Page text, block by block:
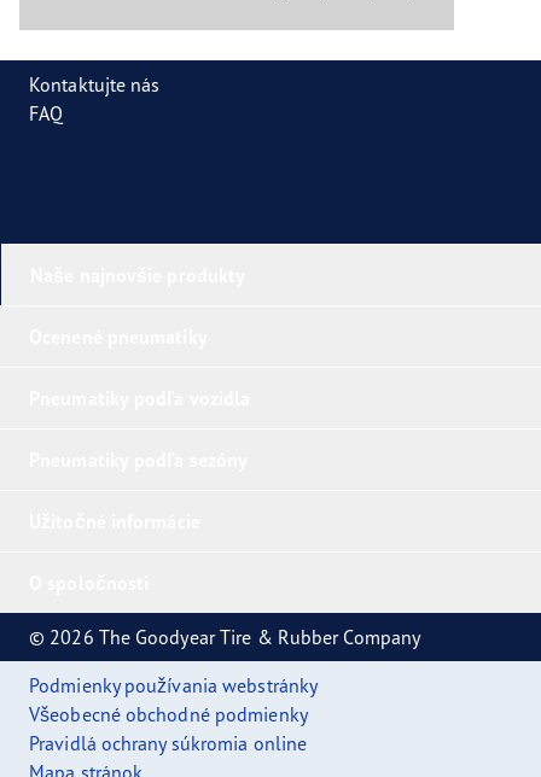
Kontaktujte nás
FAQ
© 2026 The Goodyear Tire & Rubber Company
Podmienky používania webstránky
Všeobecné obchodné podmienky
Pravidlá ochrany súkromia online
Mapa stránok